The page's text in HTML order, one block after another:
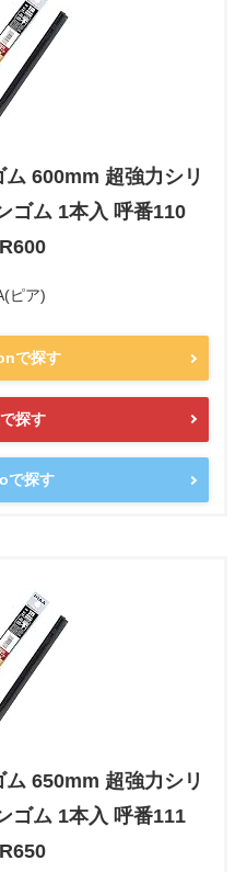
600mm 超強力シリ
ゴム 1本入 呼番110
ピア)
で探す
探す
で探す
650mm 超強力シリ
ゴム 1本入 呼番111